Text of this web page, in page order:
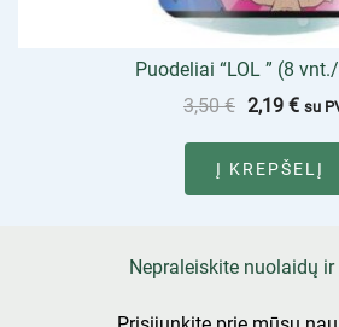
Puodeliai “LOL ” (8
3,50€ 2,19 € su
Į KREPŠELĮ
Nepraleiskite nuolaidų